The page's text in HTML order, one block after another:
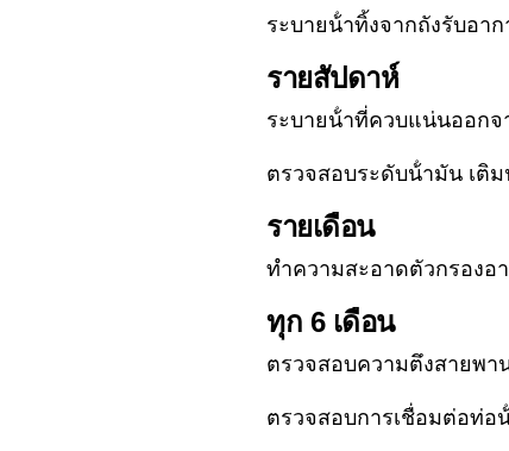
ระบายน้ําทิ้งจากถังรับอาก
รายสัปดาห์
ระบายน้ําที่ควบแน่นออกจ
ตรวจสอบระดับน้ํามัน เติ
รายเดือน
ทําความสะอาดตัวกรองอ
ทุก 6 เดือน
ตรวจสอบความตึงสายพา
ตรวจสอบการเชื่อมต่อท่